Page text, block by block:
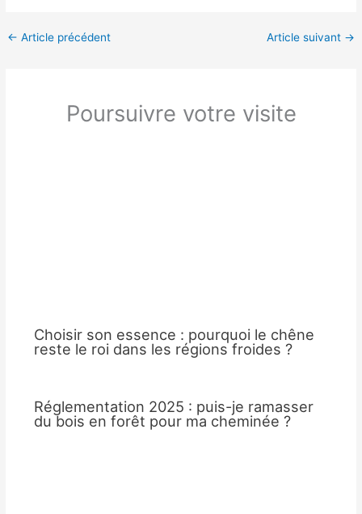
← Article précédent Article suivant →
Poursuivre votre visite
Choisir son essence : pourquoi le chêne
reste le roi dans les régions froides ?
Réglementation 2025 : puis-je ramasser
du bois en forêt pour ma cheminée ?